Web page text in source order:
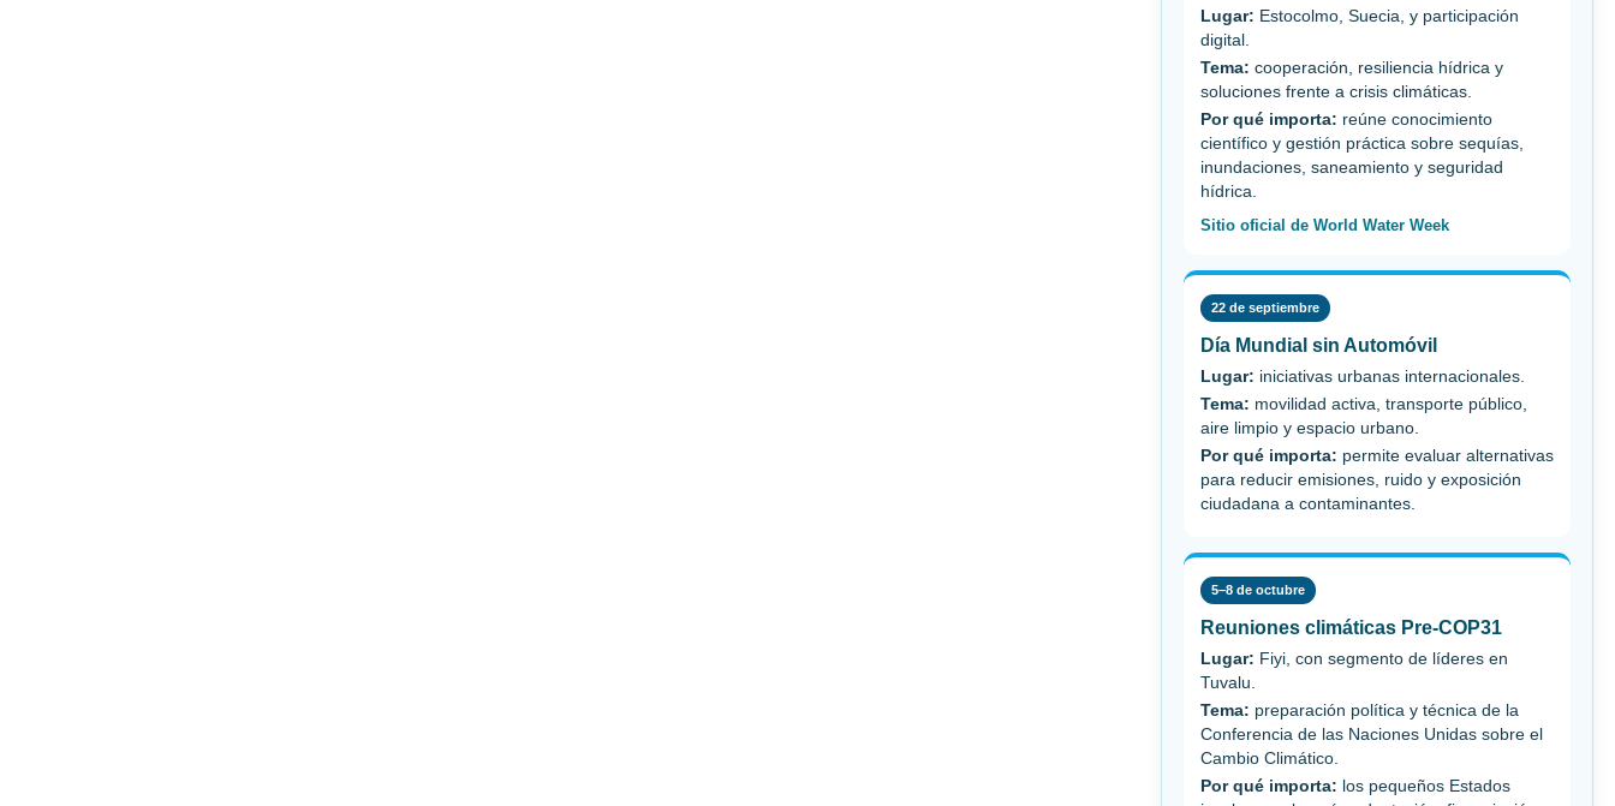
Lugar: Estocolmo, Suecia, y participación
digital.
Tema: cooperación, resiliencia hídrica y
soluciones frente a crisis climáticas.
Por qué importa: reúne conocimiento
científico y gestión práctica sobre sequías,
inundaciones, saneamiento y seguridad
hídrica.
Sitio oficial de World Water Week
22 de septiembre
Día Mundial sin Automóvil
Lugar: iniciativas urbanas internacionales.
Tema: movilidad activa, transporte público,
aire limpio y espacio urbano.
Por qué importa: permite evaluar alternativas
para reducir emisiones, ruido y exposición
ciudadana a contaminantes.
5–8 de octubre
Reuniones climáticas Pre-COP31
Lugar: Fiyi, con segmento de líderes en
Tuvalu.
Tema: preparación política y técnica de la
Conferencia de las Naciones Unidas sobre el
Cambio Climático.
Por qué importa: los pequeños Estados